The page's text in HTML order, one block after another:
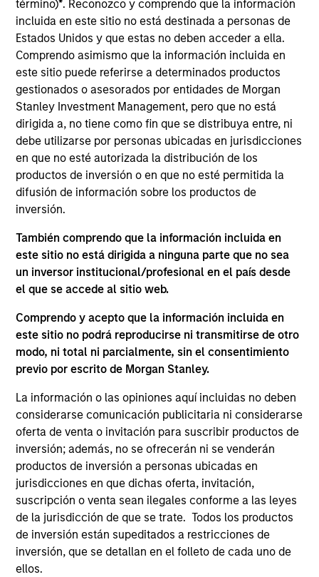
término)*. Reconozco y comprendo que la información
incluida en este sitio no está destinada a personas de
Estados Unidos y que estas no deben acceder a ella.
Comprendo asimismo que la información incluida en
este sitio puede referirse a determinados productos
gestionados o asesorados por entidades de Morgan
Stanley Investment Management, pero que no está
dirigida a, no tiene como fin que se distribuya entre, ni
debe utilizarse por personas ubicadas en jurisdicciones
en que no esté autorizada la distribución de los
productos de inversión o en que no esté permitida la
difusión de información sobre los productos de
inversión.
También comprendo que la información incluida en
este sitio no está dirigida a ninguna parte que no sea
un inversor institucional/profesional en el país desde
el que se accede al sitio web.
Comprendo y acepto que la información incluida en
este sitio no podrá reproducirse ni transmitirse de otro
modo, ni total ni parcialmente, sin el consentimiento
previo por escrito de Morgan Stanley.
La información o las opiniones aquí incluidas no deben
considerarse comunicación publicitaria ni considerarse
oferta de venta o invitación para suscribir productos de
inversión; además, no se ofrecerán ni se venderán
productos de inversión a personas ubicadas en
jurisdicciones en que dichas oferta, invitación,
suscripción o venta sean ilegales conforme a las leyes
de la jurisdicción de que se trate. Todos los productos
de inversión están supeditados a restricciones de
inversión, que se detallan en el folleto de cada uno de
ellos.
uno de los sub-fondos en la sección “Publicaciones” y a
través de sus entidades comercializadoras. Puede obtener
una lista de dichas entidades comercializadoras en la
página web de la CNMVwww.cnmv.es
*Divisa base del fondo
Este documento contiene información relativa a los
subfondos de Morgan Stanley Investment Funds, société
d’investissement à capital variable domiciliada en
Ducado de Luxemburgo como organismo de inversión
colectiva de conformidad con la Parte 1 de la Ley de 17 de
diciembre de 2010, en su versión modificada. La sociedad
es un organismo de inversión colectiva en valores
mobiliarios (“OICVM”).
No deben solicitarse participaciones de los subfondos sin
consultar primero el folleto, el documento de datos
fundamentales para el inversor o los informes anual y
semestral (los “documentos de oferta”) vigentes u otros
documentos disponibles en su jurisdicción de
sin cargo en el domicilio social en European Bank and
Business Centre, 6B route de Trèves, L-2633
Senningerberg, inscrita en el registro mercantil de
Luxemburgo con el número B 29 192.
La información en relación con los aspectos de
sostenibilidad del fondo y el resumen de los derechos de
los inversores está disponible en el sitio web indicado.
Asimismo, todos los inversores italianos deben consultar
el ‘Formulario de solicitud ampliado’ y todos los
inversores de Hong Kong deben consultar el apartado
“Información adicional para inversores de Hong Kong” del
folleto. Pueden obtenerse gratuitamente del